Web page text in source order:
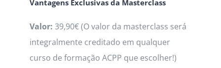
Vantagens Exclusivas da Masterclass
Valor: 39,90€ (O valor da masterclass será
integralmente creditado em qualquer
curso de formação ACPP que escolher!)